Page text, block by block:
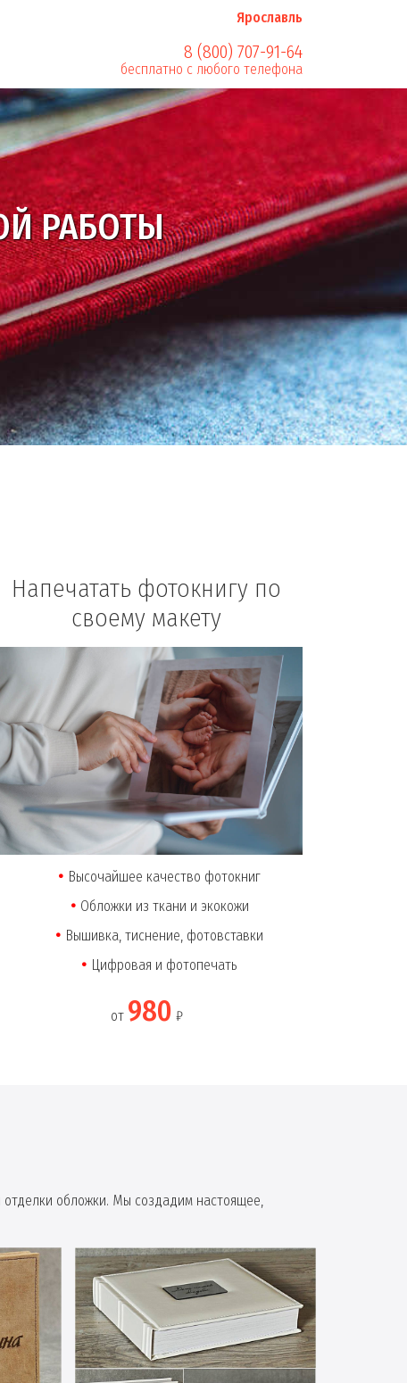
Ярославль
8 (800) 707-91-64
бесплатно с любого телефона
оформления
Напечатать фотокнигу по
своему макету
Высочайшее качество фотокниг
Обложки из ткани и экокожи
Вышивка, тиснение, фотовставки
Цифровая и фотопечать
от 980 ₽
обложки. Мы создадим настоящее,